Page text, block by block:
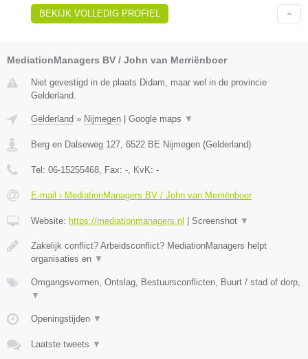
BEKIJK VOLLEDIG PROFIEL
MediationManagers BV / John van Merriënboer
Niet gevestigd in de plaats Didam, maar wel in de provincie
Gelderland.
Gelderland » Nijmegen Google maps ▼
Berg en Dalseweg 127 6522 BE Nijmegen (Gelderland)
Tel: 06-15255468 , Fax: - , KvK: -
E-mail › MediationManagers BV / John van Merriënboer
Website: https://mediationmanagers.nl Screenshot ▼
Zakelijk conflict? Arbeidsconflict? MediationManagers helpt
organisaties en ▼
Omgangsvormen, Ontslag, Bestuursconflicten, Buurt / stad of dorp,
▼
Openingstijden ▼
Laatste tweets ▼